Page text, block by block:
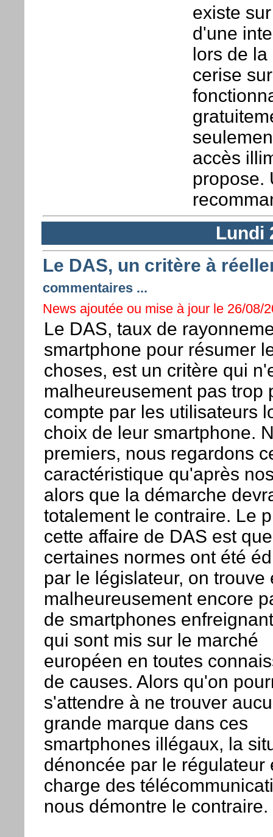
existe
d'une
lors de
cerise
accès
propose.
Lundi
Le DAS, un critère à
commentaires ...
News ajoutée ou mise à jour le 26/08/
Le DAS, taux de
smartphone pour résumer
choses, est un critère qui
malheureusement pas trop
compte par les utilisateurs
choix de leur smartphone.
premiers, nous regardons
caractéristique qu'après
alors que la démarche
totalement le contraire. Le
cette affaire de DAS est
certaines normes ont été
par le législateur, on trouve
malheureusement encore
de smartphones
qui sont mis sur le marché
européen en toutes
de causes. Alors qu'on
s'attendre à ne trouver
grande marque dans ces
smartphones illégaux, la
dénoncée par le régulateur
charge des
nous démontre le contraire.